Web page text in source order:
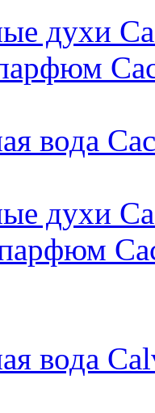
духи
вода
духи
вода